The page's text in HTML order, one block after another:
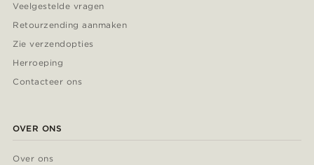
Veelgestelde vragen
Retourzending aanmaken
Zie verzendopties
Herroeping
Contacteer ons
OVER ONS
Over ons